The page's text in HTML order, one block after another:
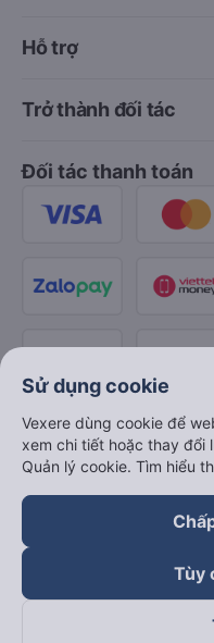
Hỗ trợ
Trở thành đối tác
Đối tác thanh toán
Sử dụng cookie
Vexere dùng cookie để
xem chi tiết hoặc thay đổi
Quản lý cookie. Tìm hiểu
Tùy